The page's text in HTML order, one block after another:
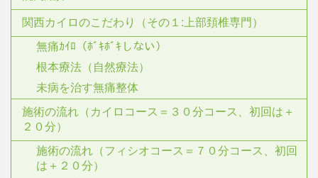
関西カイロのこだわり（その１:上部頚椎専門）
無痛ｶｲﾛ（ﾎﾞｷﾎﾞｷしない）
根本療法（自然療法）
未病を治す無痛整体
施術の流れ（カイロコース＝３０分コース、初回は＋
２０分）
施術の流れ（フィシオコース＝７０分コース、初回
は＋２０分）